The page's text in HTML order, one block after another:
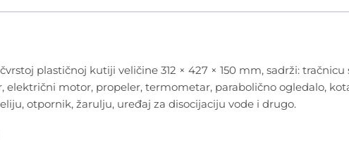
plastičnoj kutiji veličine 312 × 427 × 150 mm, sadrži:
motor, propeler, termometar, parabolično ogledalo,
otpornik, žarulju, uređaj za disocijaciju vode i drugo.